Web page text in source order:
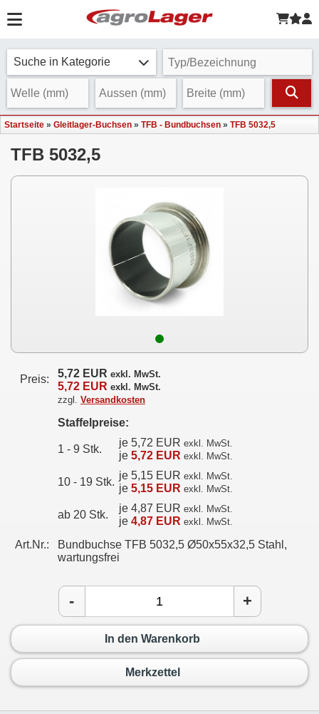
Suche in Kategorie
Startseite » Gleitlager-Buchsen » TFB - Bundbuchsen » TFB 5032,5
TFB 5032,5
Preis: 5,72 EUR exkl. MwSt.
5,72 EUR exkl. MwSt.
zzgl. Versandkosten
Staffelpreise:
1 - 9 Stk.
je 5,72 EUR exkl. MwSt.
je 5,72 EUR exkl. MwSt.
10 - 19 Stk.
je 5,15 EUR exkl. MwSt.
je 5,15 EUR exkl. MwSt.
ab 20 Stk.
je 4,87 EUR exkl. MwSt.
je 4,87 EUR exkl. MwSt.
Art.Nr.:
Bundbuchse TFB 5032,5 Ø50x55x32,5 Stahl,
wartungsfrei
- +
In den Warenkorb
Merkzettel